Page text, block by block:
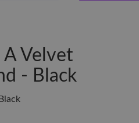
Velvet
- Black